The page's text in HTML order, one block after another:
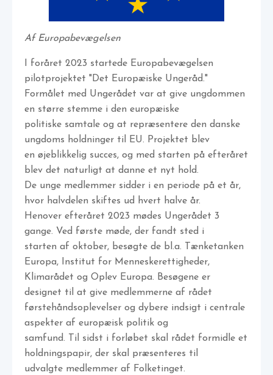
Af Europabevægelsen
I foråret 2023 startede Europabevægelsen
pilotprojektet "Det Europæiske Ungeråd."
Formålet med Ungerådet var at give ungdommen
en større stemme i den europæiske
politiske samtale og at repræsentere den danske
ungdoms holdninger til EU. Projektet blev
en øjeblikkelig succes, og med starten på efteråret
blev det naturligt at danne et nyt hold.
De unge medlemmer sidder i en periode på et år,
hvor halvdelen skiftes ud hvert halve år.
Henover efteråret 2023 mødes Ungerådet 3
gange. Ved første møde, der fandt sted i
starten af oktober, besøgte de bl.a. Tænketanken
Europa, Institut for Menneskerettigheder,
Klimarådet og Oplev Europa. Besøgene er
designet til at give medlemmerne af rådet
førstehåndsoplevelser og dybere indsigt i centrale
aspekter af europæisk politik og
samfund. Til sidst i forløbet skal rådet formidle et
holdningspapir, der skal præsenteres til
udvalgte medlemmer af Folketinget.